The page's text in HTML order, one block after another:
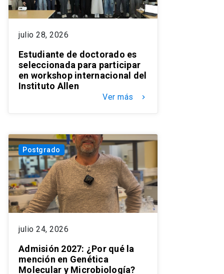
julio 28, 2026
Estudiante de doctorado es
seleccionada para participar
en workshop internacional del
Instituto Allen
Ver más keyboard_arrow_right
Postgrado
julio 24, 2026
Admisión 2027: ¿Por qué la
mención en Genética
Molecular y Microbiología?